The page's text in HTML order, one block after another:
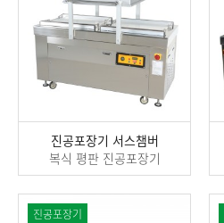
진공포장기 서스챔버
복식 평판 진공포장기
진공포장기